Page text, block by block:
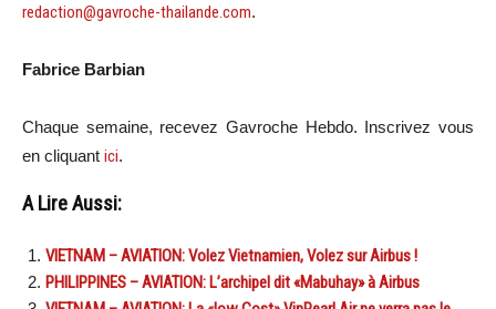
redaction@gavroche-thailande.com.
Fabrice Barbian
Chaque semaine, recevez Gavroche Hebdo. Inscrivez vous
en cliquant ici.
A Lire Aussi:
VIETNAM – AVIATION: Volez Vietnamien, Volez sur Airbus !
PHILIPPINES – AVIATION: L’archipel dit «Mabuhay» à Airbus